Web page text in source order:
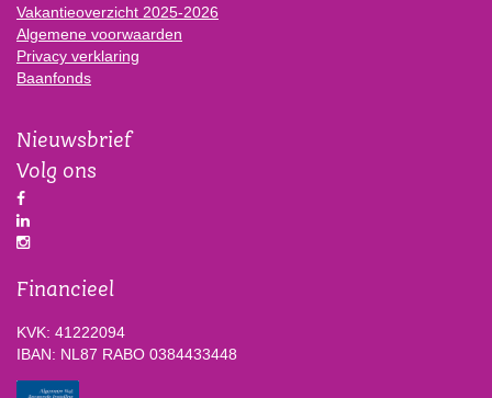
Vakantieoverzicht 2025-2026
Algemene voorwaarden
Privacy verklaring
Baanfonds
Nieuwsbrief
Volg ons
Financieel
KVK: 41222094
IBAN: NL87 RABO 0384433448